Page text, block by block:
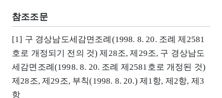
참조조문
[1] 구 경상남도세감면조례(1998. 8. 20. 조례 제2581
호로 개정되기 전의 것) 제28조, 제29조, 구 경상남도
세감면조례(1998. 8. 20. 조례 제2581호로 개정된 것)
제28조, 제29조, 부칙(1998. 8. 20.) 제1항, 제2항, 제3
항